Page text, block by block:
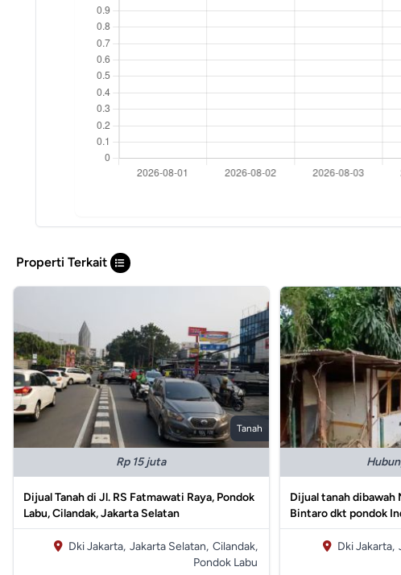
Properti Terkait
Tanah
Rp 15 juta
Dijual Tanah di Jl. RS Fatmawati Raya, Pondok
Labu, Cilandak, Jakarta Selatan
Dki Jakarta, Jakarta Selatan, Cilandak,
Pondok Labu
Dijual tanah dibawah
Bintaro dkt pondok
Dki Jakarta,